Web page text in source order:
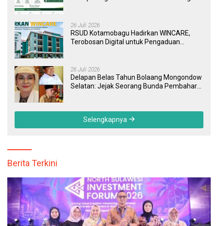
26 Juli 2026
RSUD Kotamobagu Hadirkan WINCARE,
Terobosan Digital untuk Pengaduan
26 Juli 2026
Delapan Belas Tahun Bolaang Mongondow
Selatan: Jejak Seorang Bunda Pembaharu
Selengkapnya
Berita Terkini